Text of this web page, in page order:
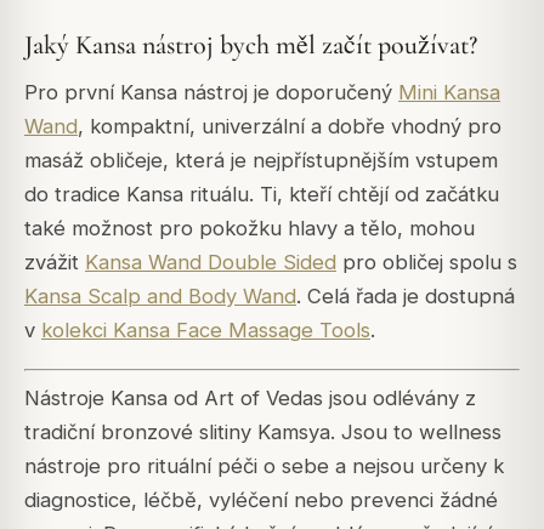
Jaký Kansa nástroj bych měl začít používat?
Pro první Kansa nástroj je doporučený Mini Kansa
Wand, kompaktní, univerzální a dobře vhodný pro
masáž obličeje, která je nejpřístupnějším vstupem
do tradice Kansa rituálu. Ti, kteří chtějí od začátku
také možnost pro pokožku hlavy a tělo, mohou
zvážit Kansa Wand Double Sided pro obličej spolu s
Kansa Scalp and Body Wand. Celá řada je dostupná
v kolekci Kansa Face Massage Tools.
Nástroje Kansa od Art of Vedas jsou odlévány z
tradiční bronzové slitiny Kamsya. Jsou to wellness
nástroje pro rituální péči o sebe a nejsou určeny k
diagnostice, léčbě, vyléčení nebo prevenci žádné